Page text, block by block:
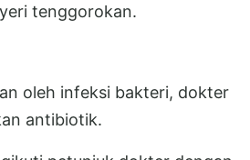
tenggorokan.
oleh infeksi bakteri, dokter
antibiotik.